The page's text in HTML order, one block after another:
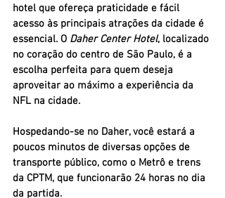
hotel que ofereça praticidade e fácil
acesso às principais atrações da cidade é
essencial. O Daher Center Hotel, localizado
no coração do centro de São Paulo, é a
escolha perfeita para quem deseja
aproveitar ao máximo a experiência da
NFL na cidade.
Hospedando-se no Daher, você estará a
poucos minutos de diversas opções de
transporte público, como o Metrô e trens
da CPTM, que funcionarão 24 horas no dia
da partida.